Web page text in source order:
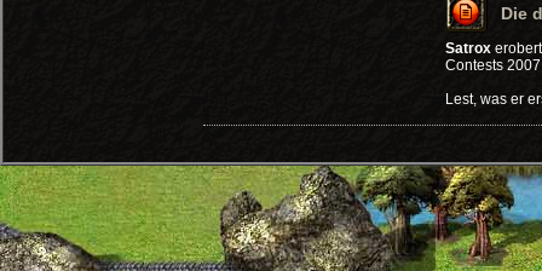
Die
Satrox
Contests
Lest, was er